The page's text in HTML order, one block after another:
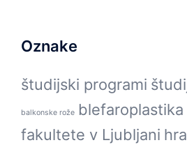
Oznake
študijski programi
balkonske rože blefaroplastika
fakultete v Ljubljani